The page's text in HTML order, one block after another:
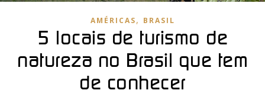
AMÉRICAS, BRASIL
5 locais de turismo de
natureza no Brasil que tem
de conhecer